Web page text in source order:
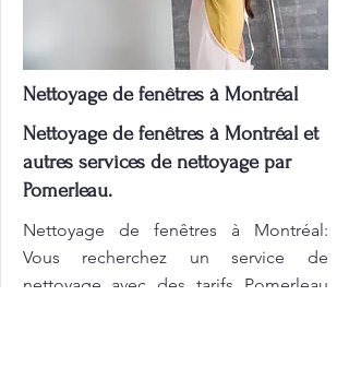
Nettoyage de fenêtres à Montréal
Nettoyage de fenêtres à Montréal et
autres services de nettoyage par
Pomerleau.
Nettoyage de fenêtres à Montréal:
Vous recherchez un service de
nettoyage avec des tarifs Pomerleau